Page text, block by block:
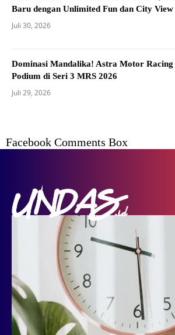
Baru dengan Unlimited Fun dan City View
Juli 30, 2026
Dominasi Mandalika! Astra Motor Racing
Podium di Seri 3 MRS 2026
Juli 29, 2026
Facebook Comments Box